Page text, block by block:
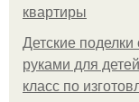
квартиры
Детские
руками для
класс по